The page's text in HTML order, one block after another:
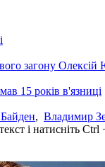
загону Олексій
15 років в'язниці
, Владимир
і натисніть